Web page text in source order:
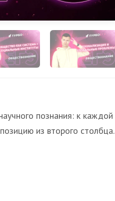
познания: к каждой
из второго столбца.